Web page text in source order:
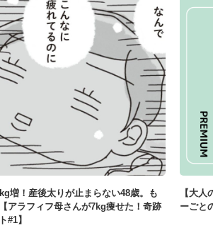
増！産後太りが止まらない48歳。も
アラフィフ母さんが7kg痩せた！奇跡
#1】
【大
ーごと